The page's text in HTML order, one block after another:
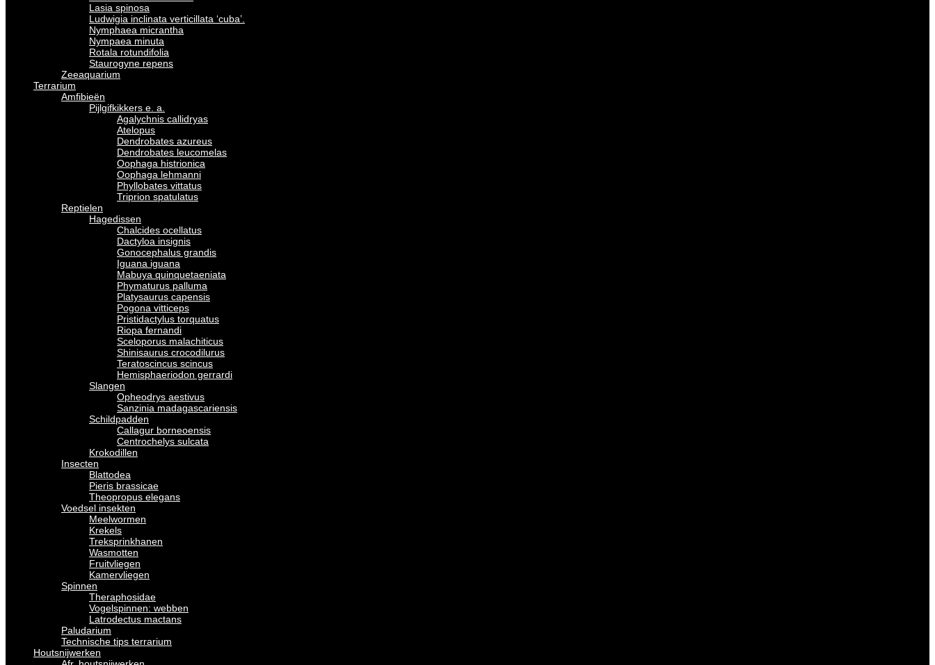
Lasia spinosa
Ludwigia inclinata verticillata ‘cuba’.
Nymphaea micrantha
Nympaea minuta
Rotala rotundifolia
Staurogyne repens
Zeeaquarium
Terrarium
Amfibieën
Pijlgifkikkers e. a.
Agalychnis callidryas
Atelopus
Dendrobates azureus
Dendrobates leucomelas
Oophaga histrionica
Oophaga lehmanni
Phyllobates vittatus
Triprion spatulatus
Reptielen
Hagedissen
Chalcides ocellatus
Dactyloa insignis
Gonocephalus grandis
Iguana iguana
Mabuya quinquetaeniata
Phymaturus palluma
Platysaurus capensis
Pogona vitticeps
Pristidactylus torquatus
Riopa fernandi
Sceloporus malachiticus
Shinisaurus crocodilurus
Teratoscincus scincus
Hemisphaeriodon gerrardi
Slangen
Opheodrys aestivus
Sanzinia madagascariensis
Schildpadden
Callagur borneoensis
Centrochelys sulcata
Krokodillen
Insecten
Blattodea
Pieris brassicae
Theopropus elegans
Voedsel insekten
Meelwormen
Krekels
Treksprinkhanen
Wasmotten
Fruitvliegen
Kamervliegen
Spinnen
Theraphosidae
Vogelspinnen: webben
Latrodectus mactans
Paludarium
Technische tips terrarium
Houtsnijwerken